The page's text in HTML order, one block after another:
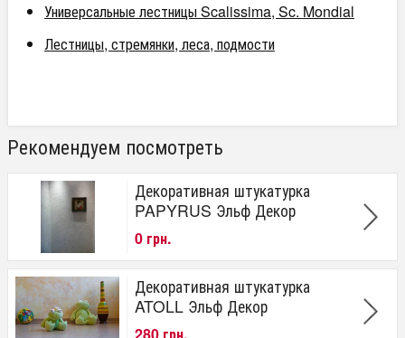
Универсальные лестницы Scalissima, Sc. Mondial
Лестницы, стремянки, леса, подмости
Рекомендуем посмотреть
Декоративная штукатурка
PAPYRUS Эльф Декор
0 грн.
Декоративная штукатурка
ATOLL Эльф Декор